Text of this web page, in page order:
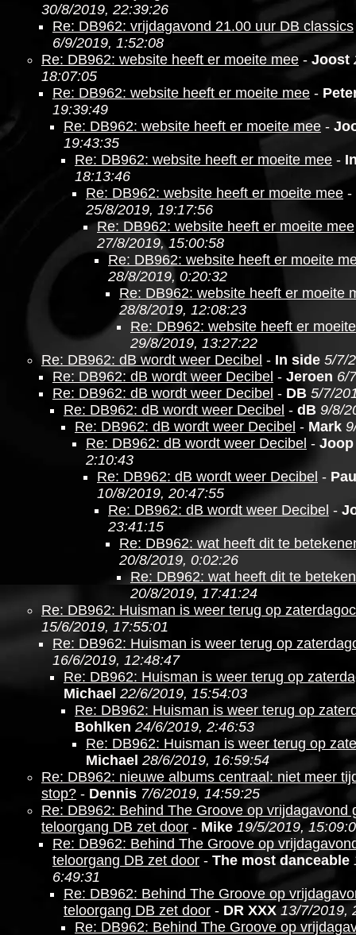
30/8/2019, 22:39:26
Re: DB962: vrijdagavond 21.00 uur DB classics
6/9/2019, 1:52:08
Re: DB962: website heeft er moeite mee - Joost
18:07:05
Re: DB962: website heeft er moeite mee -
19:39:49
Re: DB962: website heeft er moeite mee -
19:43:35
Re: DB962: website heeft er moeite mee -
18:13:46
Re: DB962: website heeft er moeite mee -
25/8/2019, 19:17:56
Re: DB962: website heeft er moeite mee
27/8/2019, 15:00:58
Re: DB962: website heeft er moeite
28/8/2019, 0:20:32
Re: DB962: website heeft er moeite
28/8/2019, 12:08:23
Re: DB962: website heeft er
29/8/2019, 13:27:22
Re: DB962: dB wordt weer Decibel - In side 5/7/
Re: DB962: dB wordt weer Decibel - Jeroen 6/
Re: DB962: dB wordt weer Decibel - DB 5/7/
Re: DB962: dB wordt weer Decibel - dB 9/8/
Re: DB962: dB wordt weer Decibel - Mark
Re: DB962: dB wordt weer Decibel - Joop
2:10:43
Re: DB962: dB wordt weer Decibel -
10/8/2019, 20:47:55
Re: DB962: dB wordt weer Decibel -
23:41:15
Re: DB962: wat heeft dit te
20/8/2019, 0:02:26
Re: DB962: wat heeft dit te
20/8/2019, 17:41:24
Re: DB962: Huisman is weer terug op
15/6/2019, 17:55:01
Re: DB962: Huisman is weer terug op
16/6/2019, 12:48:47
Re: DB962: Huisman is weer terug op
Michael 22/6/2019, 15:54:03
Re: DB962: Huisman is weer terug op
Bohlken 24/6/2019, 2:46:53
Re: DB962: Huisman is weer terug op
Michael 28/6/2019, 16:59:54
Re: DB962: nieuwe albums centraal: niet meer
stop? - Dennis 7/6/2019, 14:59:25
Re: DB962: Behind The Groove op vrijdagavond
teloorgang DB zet door - Mike 19/5/2019,
Re: DB962: Behind The Groove op
teloorgang DB zet door - The most danceable
6:49:31
Re: DB962: Behind The Groove op
teloorgang DB zet door - DR XXX 13/7/2019,
Re: DB962: Behind The Groove op